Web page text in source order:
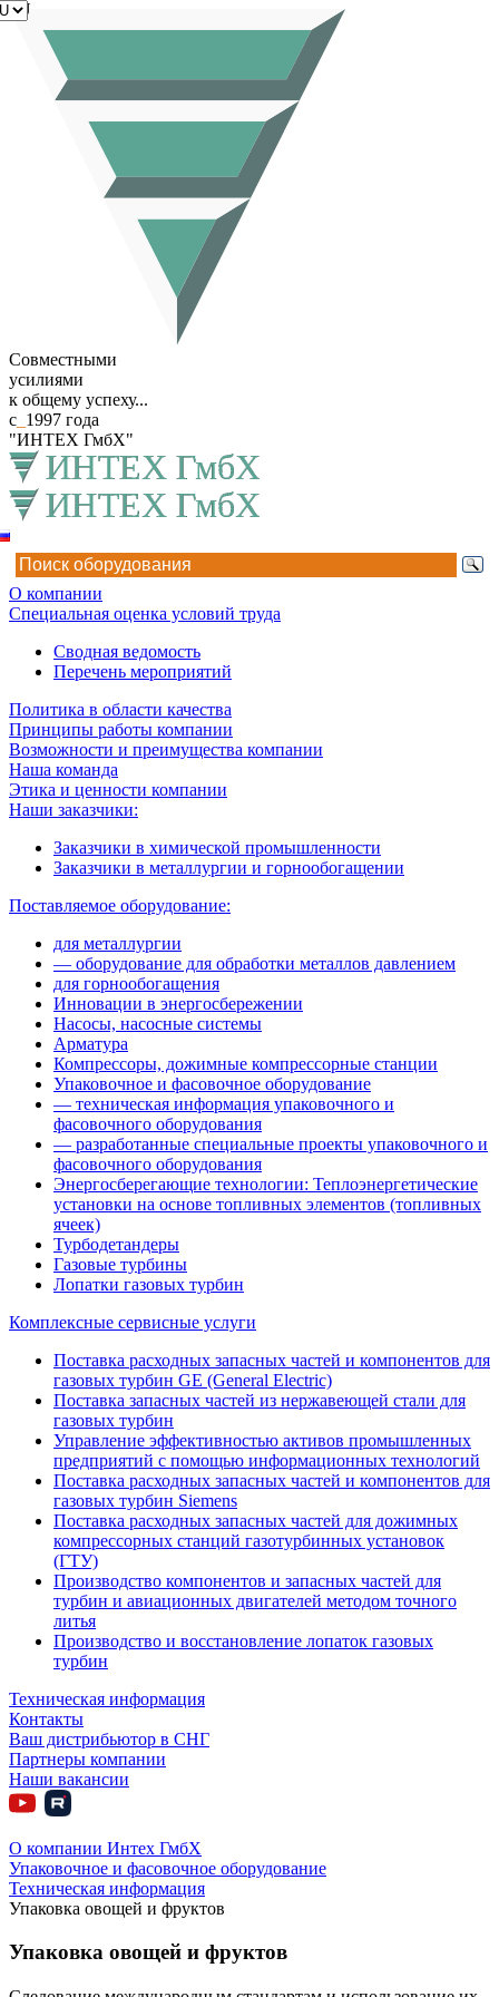
Совместными
усилиями
к общему успеху...
с 1997 года
"ИНТЕХ ГмбХ"
RU
О компании
Специальная оценка условий труда
Сводная ведомость
Перечень мероприятий
Политика в области качества
Принципы работы компании
Возможности и преимущества компании
Наша команда
Этика и ценности компании
Наши заказчики:
Заказчики в химической промышленности
Заказчики в металлургии и горнообогащении
Поставляемое оборудование:
для металлургии
— оборудование для обработки металлов давлением
для горнообогащения
Инновации в энергосбережении
Насосы, насосные системы
Арматура
Компрессоры, дожимные компрессорные станции
Упаковочное и фасовочное оборудование
— техническая информация упаковочного и
фасовочного оборудования
— разработанные специальные проекты упаковочного и
фасовочного оборудования
Энергосберегающие технологии: Теплоэнергетические
установки на основе топливных элементов (топливных
ячеек)
Турбодетандеры
Газовые турбины
Лопатки газовых турбин
Комплексные сервисные услуги
Поставка расходных запасных частей и компонентов для
газовых турбин GE (General Electric)
Поставка запасных частей из нержавеющей стали для
газовых турбин
Управление эффективностью активов промышленных
предприятий с помощью информационных технологий
Поставка расходных запасных частей и компонентов для
газовых турбин Siemens
Поставка расходных запасных частей для дожимных
компрессорных станций газотурбинных установок
(ГТУ)
Производство компонентов и запасных частей для
турбин и авиационных двигателей методом точного
литья
Производство и восстановление лопаток газовых
турбин
Техническая информация
Контакты
Ваш дистрибьютор в СНГ
Партнеры компании
Наши вакансии
О компании Интех ГмбХ
Упаковочное и фасовочное оборудование
Техническая информация
Упаковка овощей и фруктов
Упаковка овощей и фруктов